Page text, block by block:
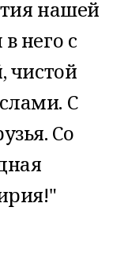
нашей
него с
чистой
С
Со